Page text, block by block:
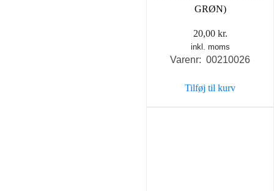
GRØN)
20,00 kr.
inkl. moms
Varenr: 00210026
Tilføj til kurv